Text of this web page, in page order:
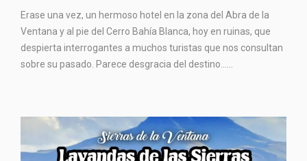
Erase una vez, un hermoso hotel en la zona del Abra de la
Ventana y al pie del Cerro Bahía Blanca, hoy en ruinas, que
despierta interrogantes a muchos turistas que nos consultan
sobre su pasado. Parece desgracia del destino…...